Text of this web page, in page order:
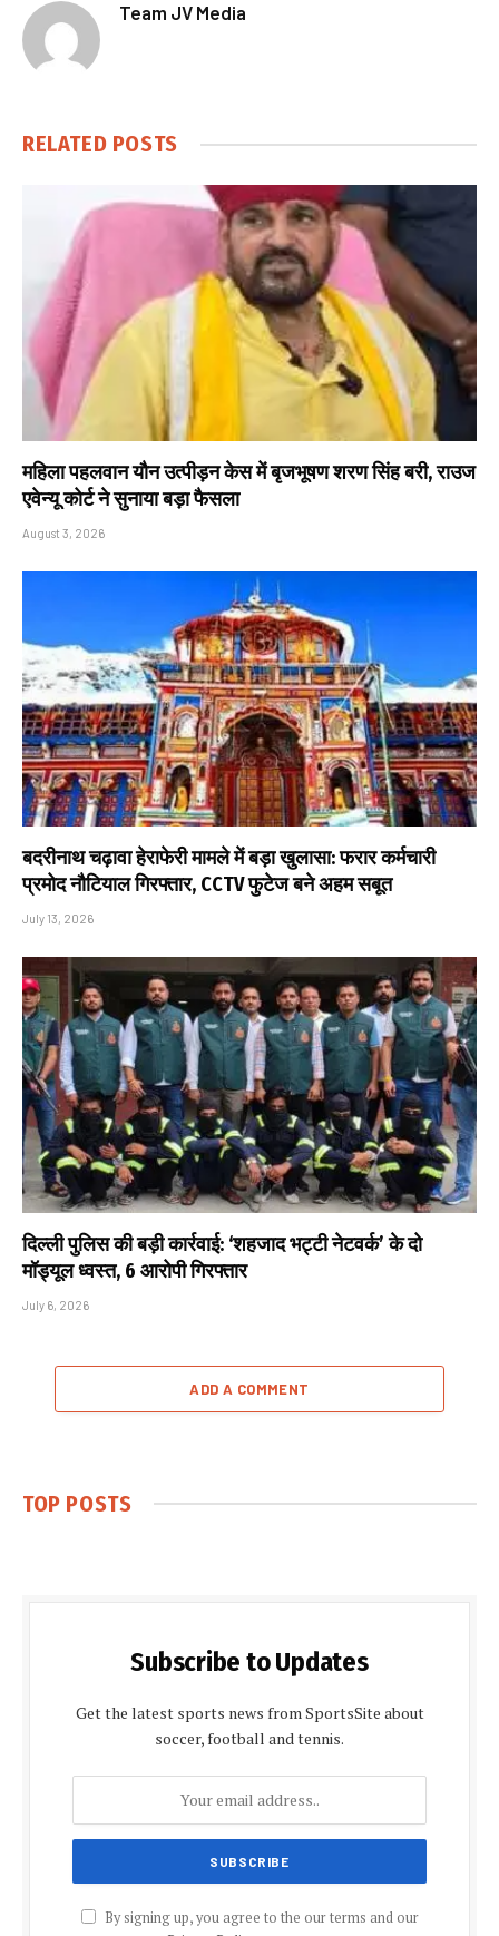
Team JV Media
RELATED POSTS
महिला पहलवान यौन उत्पीड़न केस में बृजभूषण शरण सिंह बरी, राउज
एवेन्यू कोर्ट ने सुनाया बड़ा फैसला
August 3, 2026
बदरीनाथ चढ़ावा हेराफेरी मामले में बड़ा खुलासा: फरार कर्मचारी
प्रमोद नौटियाल गिरफ्तार, CCTV फुटेज बने अहम सबूत
July 13, 2026
दिल्ली पुलिस की बड़ी कार्रवाई: ‘शहजाद भट्टी नेटवर्क’ के दो
मॉड्यूल ध्वस्त, 6 आरोपी गिरफ्तार
July 6, 2026
ADD A COMMENT
TOP POSTS
Subscribe to Updates
Get the latest sports news from SportsSite about
soccer, football and tennis.
By signing up, you agree to the our terms and our